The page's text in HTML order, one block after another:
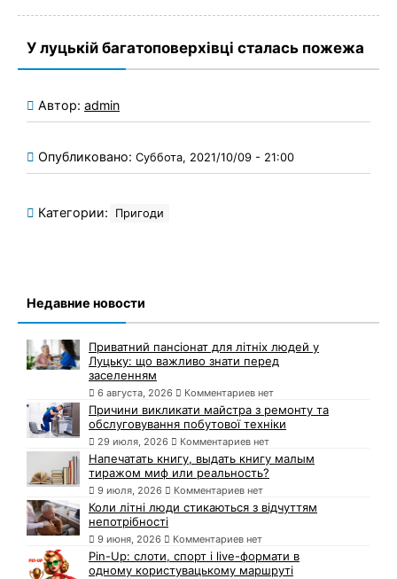
У луцькій багатоповерхівці сталась пожежа
Автор: admin
Опубликовано: Суббота, 2021/10/09 - 21:00
Категории: Пригоди
Недавние новости
Приватний пансіонат для літніх людей у
Луцьку: що важливо знати перед
заселенням
6 августа, 2026 Комментариев нет
Причини викликати майстра з ремонту та
обслуговування побутової техніки
29 июля, 2026 Комментариев нет
Напечатать книгу, выдать книгу малым
тиражом миф или реальность?
9 июля, 2026 Комментариев нет
Коли літні люди стикаються з відчуттям
непотрібності
9 июня, 2026 Комментариев нет
Pin-Up: слоти, спорт і live-формати в
одному користувацькому маршруті